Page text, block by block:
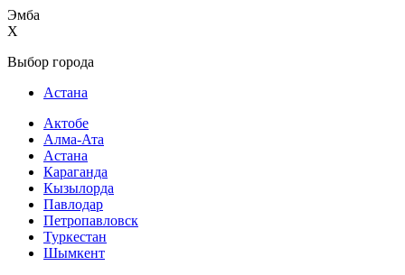
Эмба
X
Выбор города
Астана
Актобе
Алма-Ата
Астана
Караганда
Кызылорда
Павлодар
Петропавловск
Туркестан
Шымкент